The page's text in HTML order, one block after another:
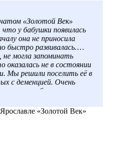
«Золотой Век»
что у бабушки появилась
она не приносила
быстро развивалась.
не могла запоминать
оказалась не в состоянии
Мы решили поселить её в
с деменцией. Очень
красивая обстановка,
её самочувствие
вам большое за
«Золотой Век»